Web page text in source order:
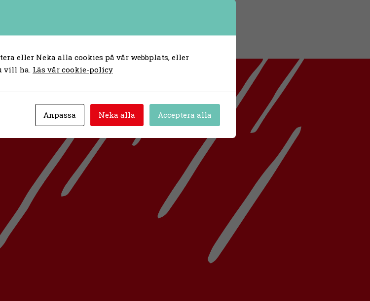
eller Neka alla cookies på vår webbplats, eller
vill ha. Läs vår cookie-policy
Anpassa Neka alla Acceptera alla